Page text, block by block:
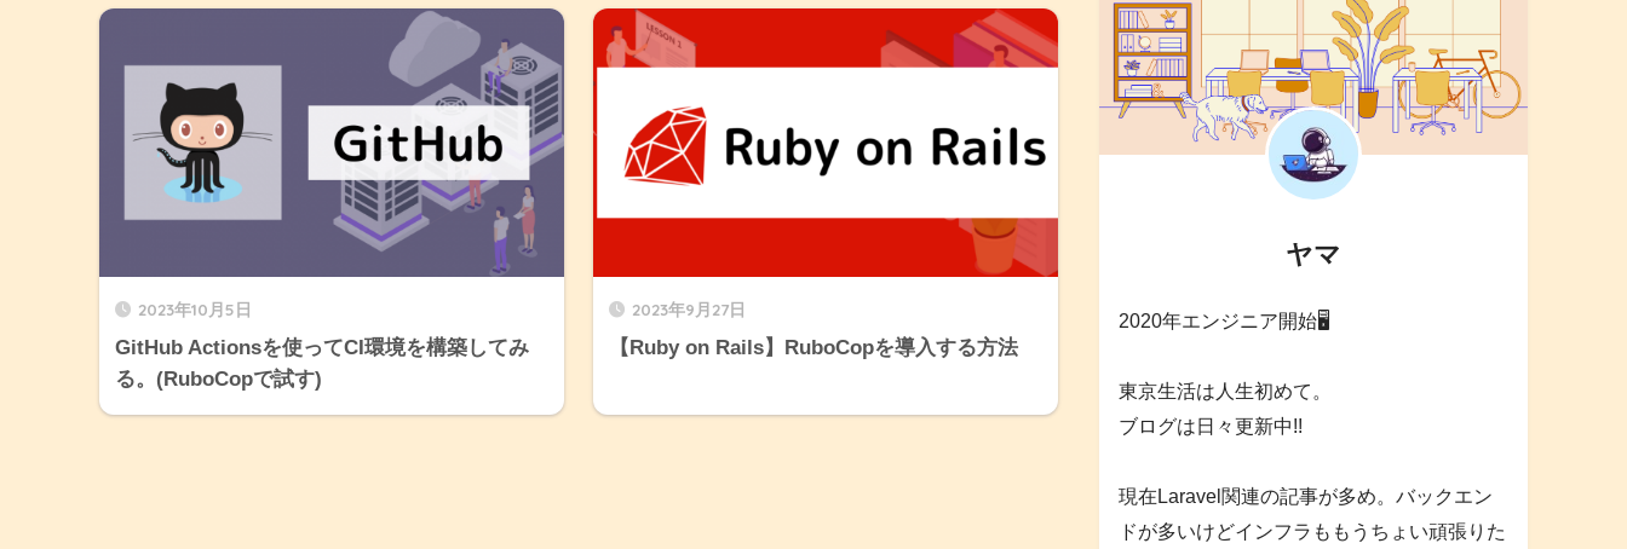
2023年10月5日
GitHub Actionsを使ってCI環境を構築してみ
る。(RuboCopで試す)
2023年9月27日
【Ruby on Rails】RuboCopを導入する方法
ヤマ
2020年エンジニア開始🖥
東京生活は人生初めて。
ブログは日々更新中!!
現在Laravel関連の記事が多め。バックエン
ドが多いけどインフラももうちょい頑張りた